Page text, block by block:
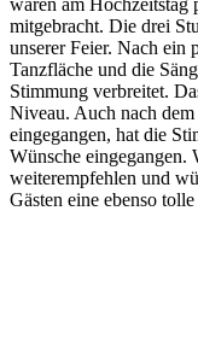
mitgebracht. Die drei
unserer Feier. Nach ein
Tanzfläche und die
Stimmung verbreitet.
Niveau. Auch nach
eingegangen, hat die
Wünsche eingegangen.
weiterempfehlen und
Gästen eine ebenso